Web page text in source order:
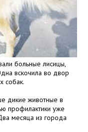
больные лисицы,
вскочила во двор
собак.
дикие животные в
профилактики уже
месяца из города